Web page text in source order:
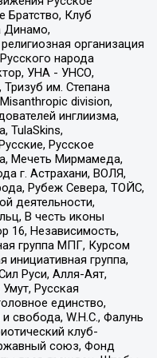
Братство, Клуб
Динамо,
организация
народа
УНА - УНСО,
им. Степана
division,
инглиизма,
TulaSkins,
Русское
Мечеть Мирмамеда,
г. Астрахани, ВОЛЯ,
Рубеж Севера, ТОЙС,
деятельности,
В честь иконы
16, Независимость,
группа МПГ, Курсом
группа,
Руси, Алля-Аят,
Русская
единство,
свобода, W.H.С., Фалунь
клуб-
союз, Фонд